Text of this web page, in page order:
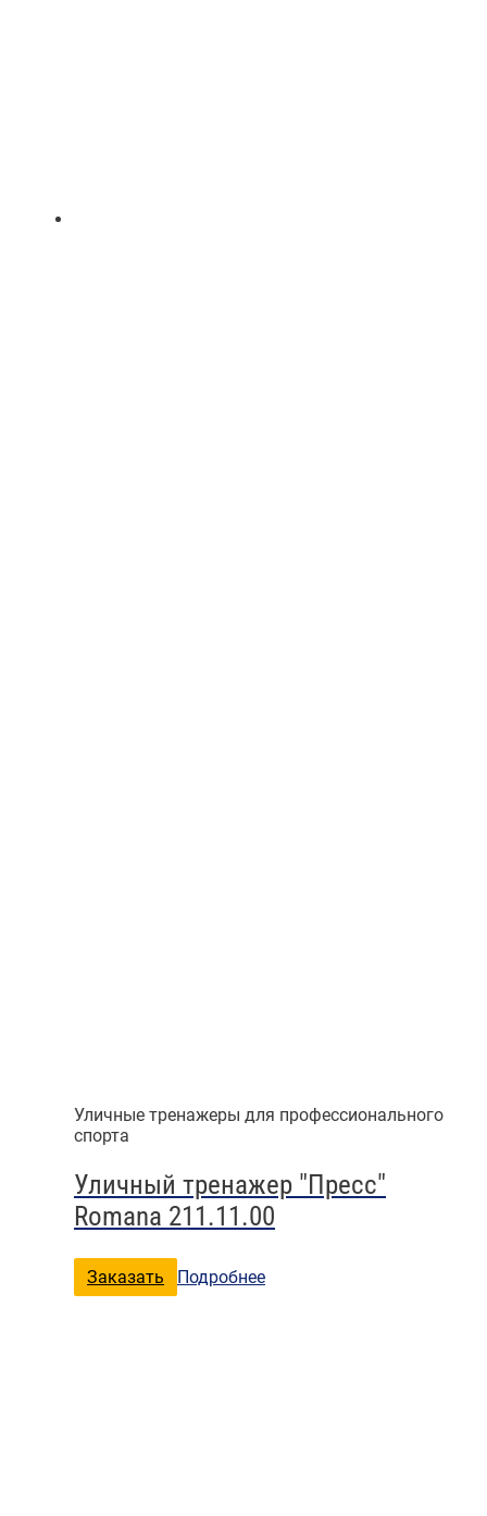
Уличные тренажеры для профессионального
спорта
Уличный тренажер "Пресс"
Romana 211.11.00
Заказать Подробнее